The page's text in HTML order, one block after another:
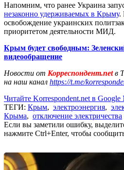
Напомним, что ранее Украина
незаконно удерживаемых в Крыму.
освобождение украинских
приоритетом деятельности МИД.
Крым будет свободным:
видеообращение
Новости от Корреспондент.netв
на наш канал https://t.me/
Читайте Korrespondent.net в Google
ТЕГИ: Крым, электроэнергия,
Крыма, отключение электричества
Если вы заметили ошибку,
нажмите Ctrl+Enter, чтобы